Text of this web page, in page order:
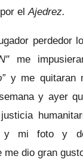
elAjedrez.
perdedor
me
y me quitaran
y ayer
y mi foto y
me dio gran